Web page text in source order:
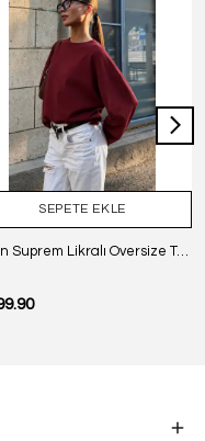
SEPETE EKLE
Kadın Suprem Likralı Oversize T-Shirt - BORDO